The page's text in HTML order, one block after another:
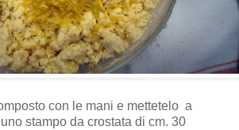
con le mani e mettetelo a
stampo da crostata di cm. 30